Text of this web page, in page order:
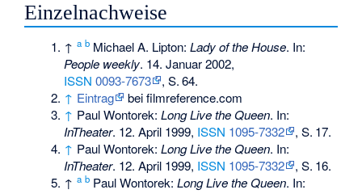
Einzelnachweise
↑a b Michael A. Lipton:Lady of the House. In:
People weekly. 14. Januar 2002,
ISSN 0093-7673 ,S.64.
↑ Eintrag
bei filmreference.com
↑ Paul Wontorek:Long Live the Queen. In:
InTheater. 12. April 1999, ISSN 1095-7332 ,S. 17.
↑ Paul Wontorek:Long Live the Queen. In:
InTheater. 12. April 1999, ISSN 1095-7332 ,S. 16.
↑a b Paul Wontorek:Long Live the Queen. In: